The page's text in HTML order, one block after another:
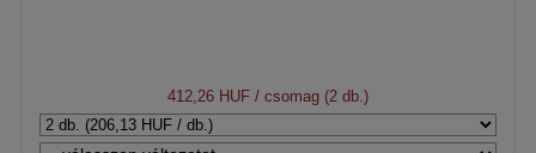
412,26 HUF / csomag (2 db.)